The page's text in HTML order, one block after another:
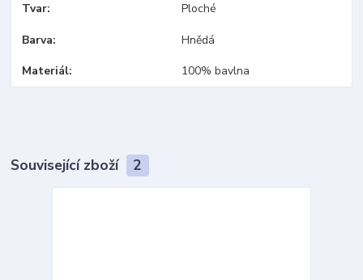
Tvar Ploché
Barva Hnědá
Materiál 100% bavlna
Související zboží 2